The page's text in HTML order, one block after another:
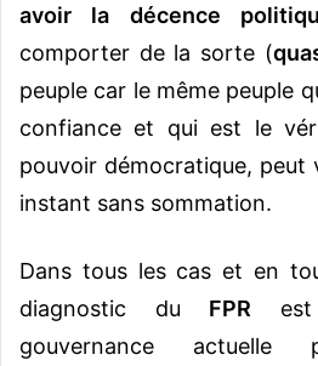
avoir la décence
comporter de la sorte (
peuple car le même peuple
confiance et qui est le
pouvoir démocratique, peut
instant sans sommation.
Dans tous les cas et en
diagnostic du FPR est
gouvernance